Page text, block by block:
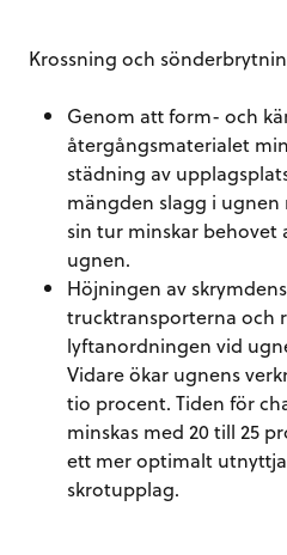
Krossning och
Genom att form- och
återgångsmaterialet
städning av
mängden slagg i
sin tur minskar behovet
ugnen.
Höjningen av
trucktransporterna och
lyftanordningen vid
Vidare ökar ugnens
tio procent. Tiden för
minskas med 20 till 25
ett mer optimalt
skrotupplag.